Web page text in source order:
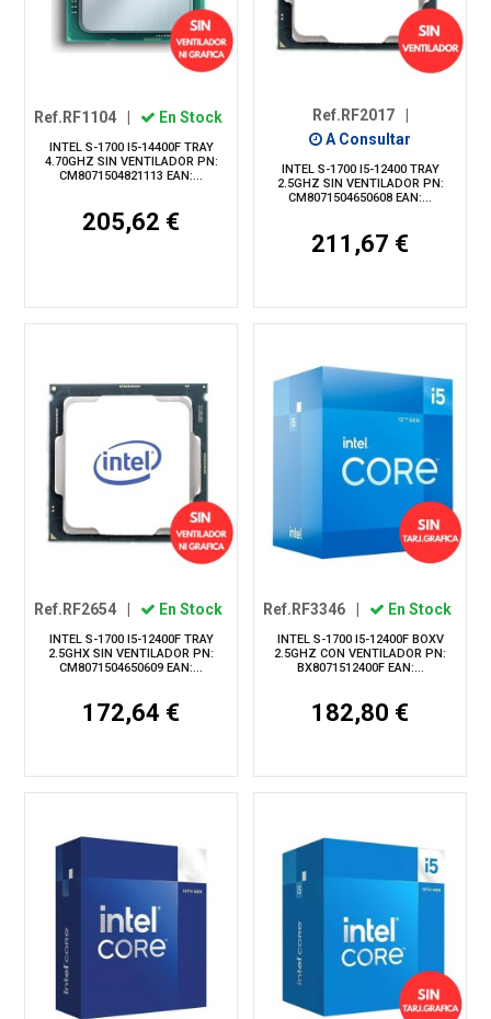
Ref.RF1104 En Stock
INTEL S-1700 I5-14400F TRAY
4.70GHZ SIN VENTILADOR PN:
CM8071504821113 EAN:...
205,62 €
Ref.RF2017
A Consultar
INTEL S-1700 I5-12400 TRAY
2.5GHZ SIN VENTILADOR PN:
CM8071504650608 EAN:...
211,67 €
Ref.RF2654 | En Stock
INTEL S-1700 I5-12400F TRAY
2.5GHX SIN VENTILADOR PN:
CM8071504650609 EAN:...
172,64 €
Ref.RF3346 | En Stock
INTEL S-1700 I5-12400F BOXV
2.5GHZ CON VENTILADOR PN:
BX8071512400F EAN:...
182,80 €